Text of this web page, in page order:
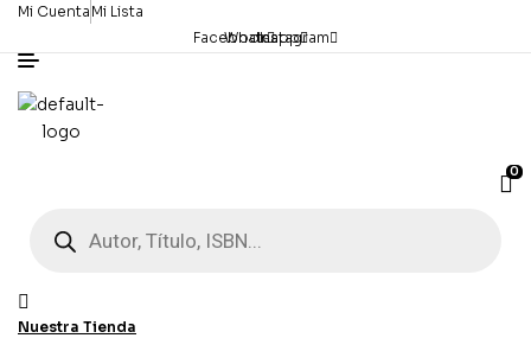
Mi Cuenta Mi Lista
Facebook
Whatsapp
Instagram
0
productos
Nuestra Tienda